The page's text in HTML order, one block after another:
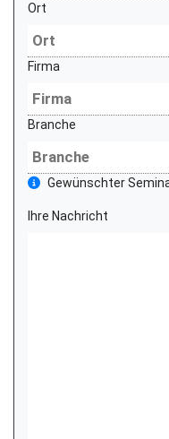
Ort
Firma
Branche
Gewünschter
Ihre Nachricht